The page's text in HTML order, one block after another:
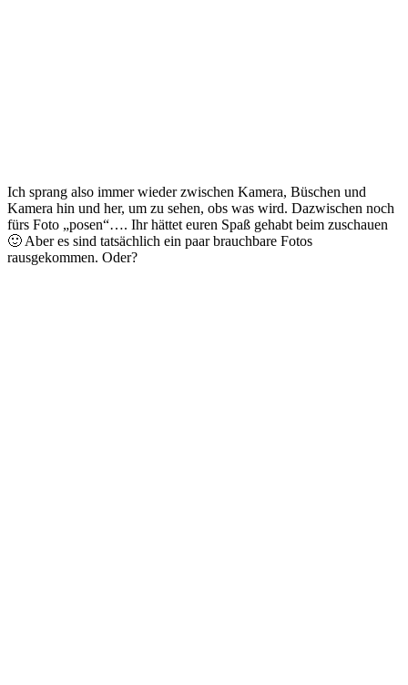
Ich sprang also immer wieder zwischen Kamera, Büschen und
Kamera hin und her, um zu sehen, obs was wird. Dazwischen noch
fürs Foto „posen“…. Ihr hättet euren Spaß gehabt beim zuschauen
🙂 Aber es sind tatsächlich ein paar brauchbare Fotos
rausgekommen. Oder?